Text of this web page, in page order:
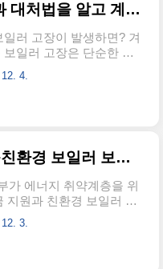
활용 꿀팁까지 모두 총정
를 200% 활용하고 싶다면
보세요! 🗓️ 2025년 공휴일
용하는 방법✅ 2025년 공
준)입니다. 주 5일제 근무
겨울철 보일러 고장, 원인과 대처법을 알고 계신가요?🚨
러 고장이 발생하면? 겨
일러 고장은 단순한 불
레스로 이어질 수 있습니
급이 끊기면 일상생활이
. 이번 글에서는 "겨울철
"증상", "에러코드"와 함
러 고장 시 당황하지 않
일러 고장 원인 알아보기
주범은? 가스(연료) 부족
하지 않다면 당연히 정
다. 연료 상태를 먼저 확
급 중단가스 요금 미납 또
4.
도시가스 요금 지원 혜택(+친환경 보일러 보조금)🏡💡
가 에너지 취약계층을 위
지원과 친환경 보일러 보
습니다! 이번 지원은 한
만큼, 놓치지 않고 혜택
한 정보를 알고 계셔야 합
는 지원 내용, 신청 방법,
3.